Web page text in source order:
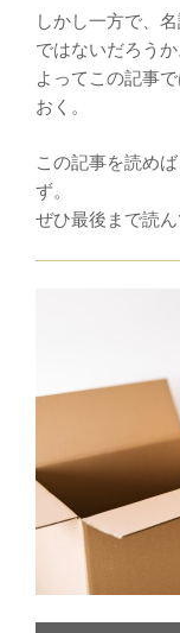
しかし一方で、
ではないだろうか
よってこの記事
おく。
この記事を読め
ず。
ぜひ最後まで読ん